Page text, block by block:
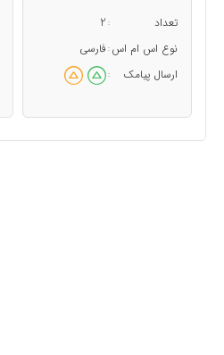
تعداد :
2
نوع اس ام اس : فارسی
ارسال پیامک
: